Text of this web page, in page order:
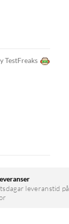
via
som du
TestFreaks
leveranstid på